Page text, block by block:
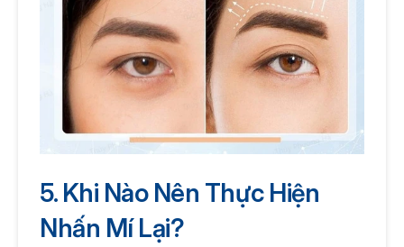
5. Khi Nào Nên Thực Hiện
Nhấn Mí Lại?